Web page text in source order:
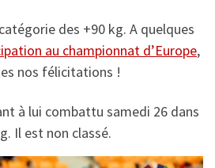
des +90 kg. A quelques
au championnat d’Europe,
nos félicitations !
à lui combattu samedi 26 dans
Il est non classé.